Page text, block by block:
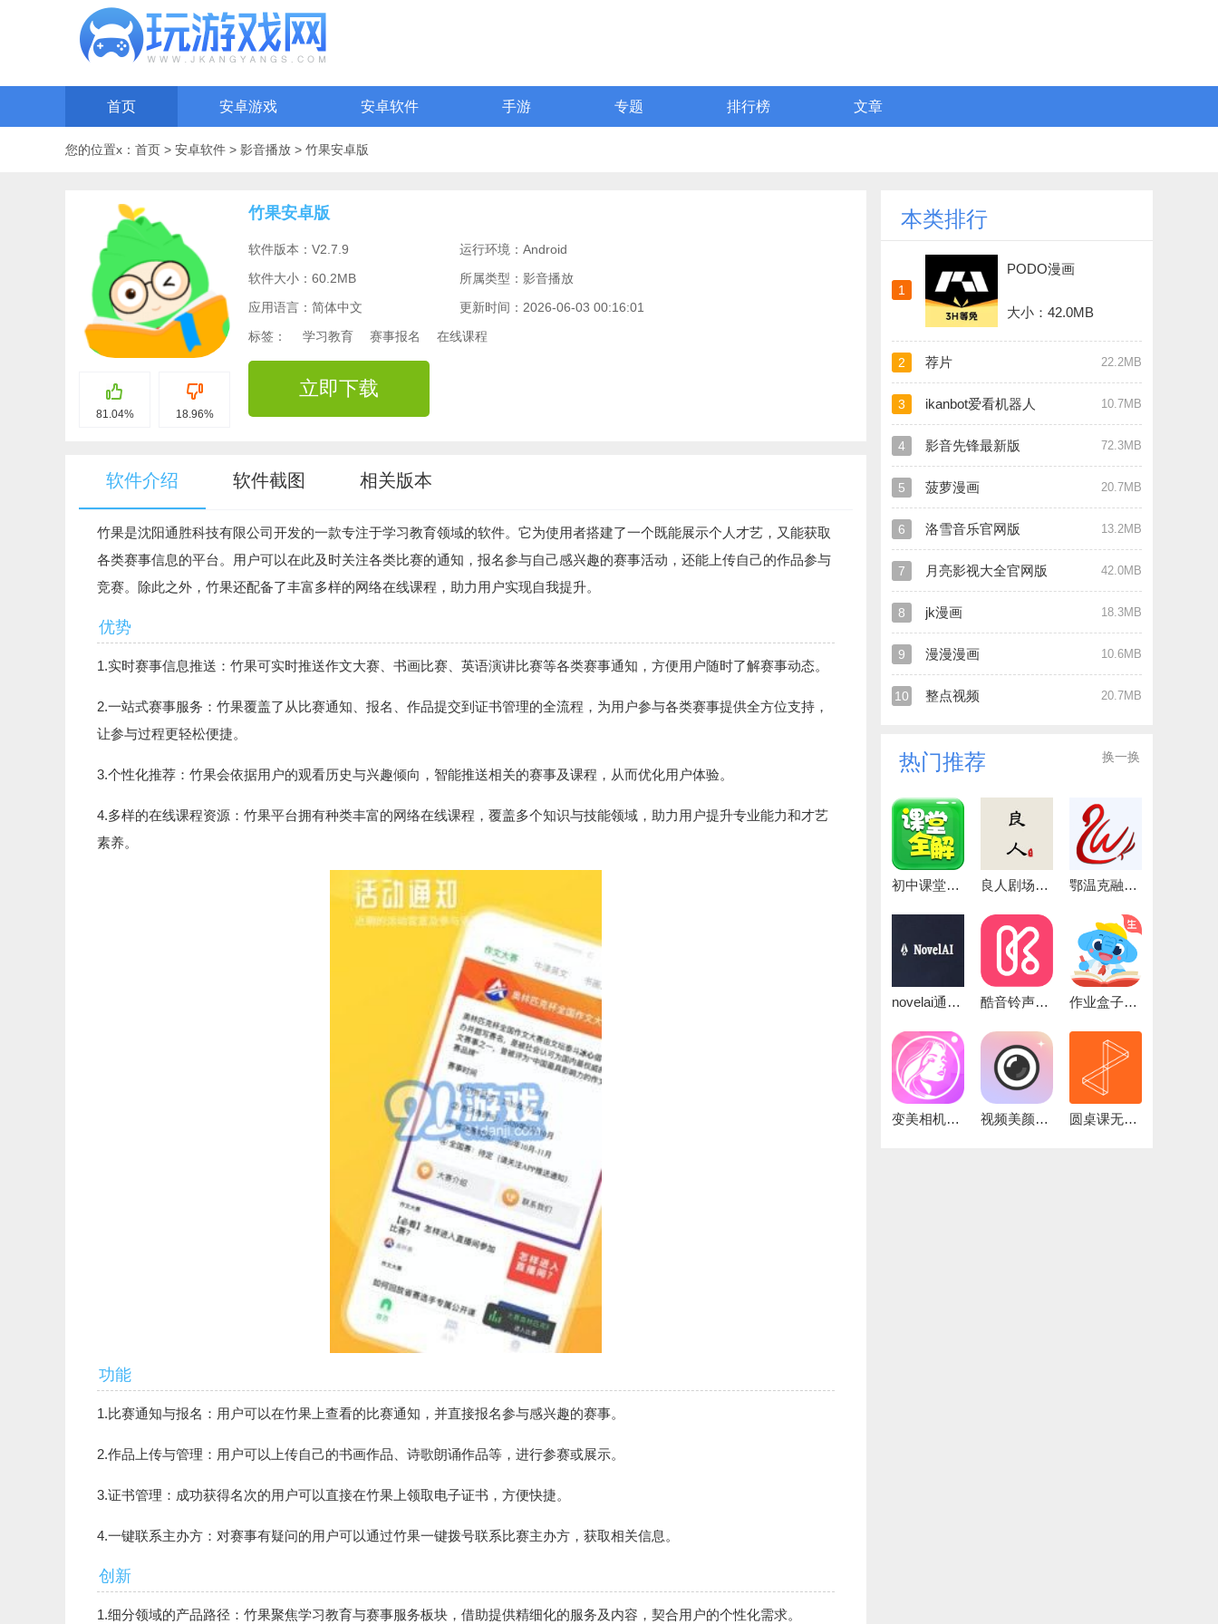
首页 安卓游戏 安卓软件 手游 专题 排行榜 文章
您的位置x： 首页 > 安卓软件 > 影音播放 > 竹果安卓版
81.04% 18.96%
竹果安卓版
软件版本：V2.7.9
运行环境：Android
软件大小：60.2MB
所属类型：影音播放
应用语言：简体中文
更新时间：2026-06-03 00:16:01
标签：
学习教育 赛事报名 在线课程
立即下载
软件介绍 软件截图 相关版本
竹果是沈阳通胜科技有限公司开发的一款专注于学习教育领域的软件。它为使用者搭建了一个既能展示个人才艺，又能获取
各类赛事信息的平台。用户可以在此及时关注各类比赛的通知，报名参与自己感兴趣的赛事活动，还能上传自己的作品参与
竞赛。除此之外，竹果还配备了丰富多样的网络在线课程，助力用户实现自我提升。
优势
1.实时赛事信息推送：竹果可实时推送作文大赛、书画比赛、英语演讲比赛等各类赛事通知，方便用户随时了解赛事动态。
2.一站式赛事服务：竹果覆盖了从比赛通知、报名、作品提交到证书管理的全流程，为用户参与各类赛事提供全方位支持，
让参与过程更轻松便捷。
3.个性化推荐：竹果会依据用户的观看历史与兴趣倾向，智能推送相关的赛事及课程，从而优化用户体验。
4.多样的在线课程资源：竹果平台拥有种类丰富的网络在线课程，覆盖多个知识与技能领域，助力用户提升专业能力和才艺
素养。
功能
1.比赛通知与报名：用户可以在竹果上查看的比赛通知，并直接报名参与感兴趣的赛事。
2.作品上传与管理：用户可以上传自己的书画作品、诗歌朗诵作品等，进行参赛或展示。
3.证书管理：成功获得名次的用户可以直接在竹果上领取电子证书，方便快捷。
4.一键联系主办方：对赛事有疑问的用户可以通过竹果一键拨号联系比赛主办方，获取相关信息。
创新
1.细分领域的产品路径：竹果聚焦学习教育与赛事服务板块，借助提供精细化的服务及内容，契合用户的个性化需求。
本类排行
1
PODO漫画
大小：42.0MB
2 荐片 22.2MB
3 ikanbot爱看机器人 10.7MB
4 影音先锋最新版 72.3MB
5 菠萝漫画 20.7MB
6 洛雪音乐官网版 13.2MB
7 月亮影视大全官网版 42.0MB
8 jk漫画 18.3MB
9 漫漫漫画 10.6MB
10 整点视频 20.7MB
热门推荐 换一换
初中课堂全解手机正版 良人剧场纯净版 鄂温克融媒最新免费版
novelai通用版 酷音铃声安卓官方版 作业盒子学生通用版
变美相机最新版 视频美颜小精灵手机免费版 圆桌课无广告版